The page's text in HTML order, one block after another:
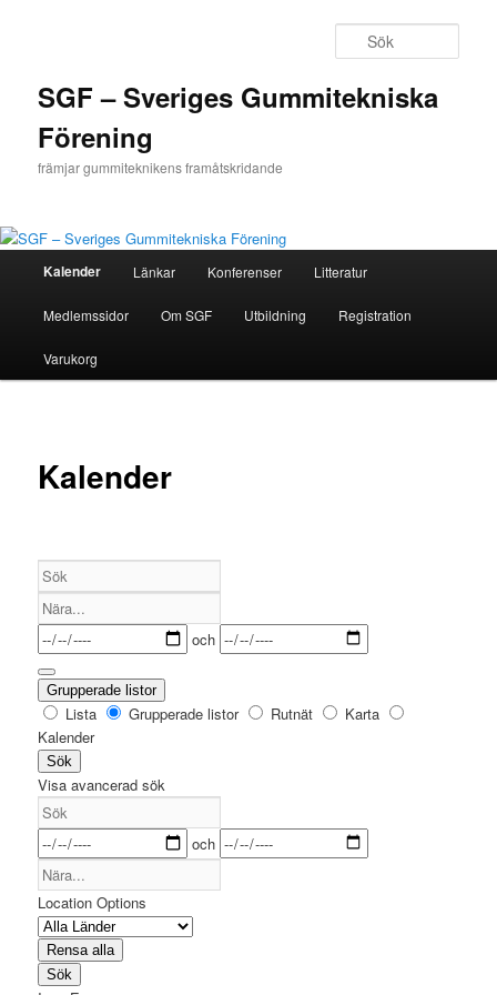
SGF – Sveriges Gummitekniska
Förening
främjar gummiteknikens framåtskridande
HuvudmenyKalender Länkar Konferenser Litteratur
Medlemssidor Om SGF Utbildning Registration
Varukorg
Kalender
Sök
Nära...
Datum
och
Grupperade listor
Search
Results
View
Type
Lista Grupperade listor Rutnät
Karta
Kalender
Sök
Visa avancerad sök
Sök
Datum
och
Nära...
Location Options
Land
Rensa alla
Sök